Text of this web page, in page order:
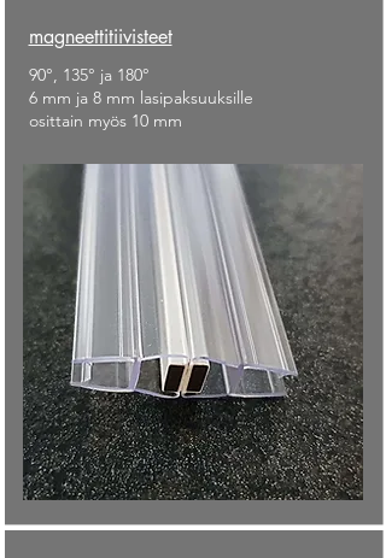
magneettitiivisteet
90°, 135° ja 180°
6 mm ja 8 mm lasipaksuuksille
osittain myös 10 mm